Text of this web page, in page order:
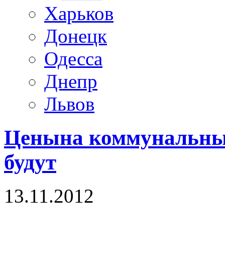
Харьков
Донецк
Одесса
Днепр
Львов
Ценына
будут
13.11.2012